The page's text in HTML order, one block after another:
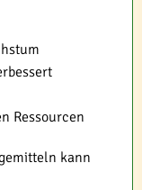
Ressourcen
kann